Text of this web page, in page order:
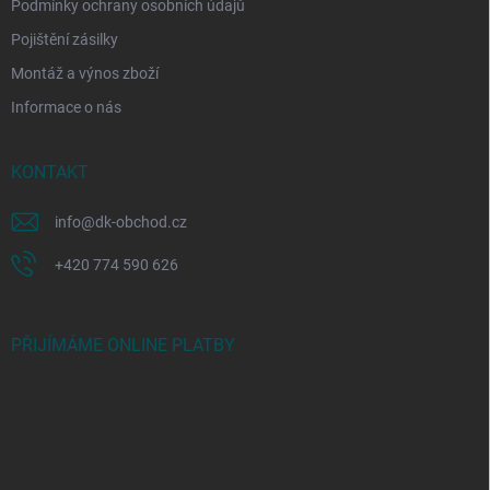
Podmínky ochrany osobních údajů
Pojištění zásilky
Montáž a výnos zboží
Informace o nás
KONTAKT
info@dk-obchod.cz
+420 774 590 626
PŘIJÍMÁME ONLINE PLATBY